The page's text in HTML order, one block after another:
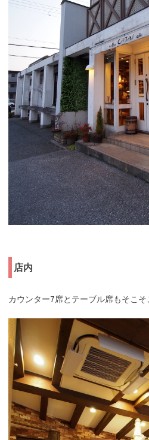
店内
カウンター7席とテーブル席もそこそ